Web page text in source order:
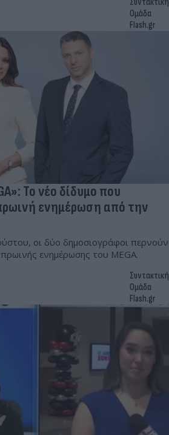
Ομάδα
Flash.gr
Το νέο δίδυμο που
ενημέρωση από την
οι δύο δημοσιογράφοι περνούν
ενημέρωσης του MEGA.
Συντακτική
Ομάδα
Flash.gr